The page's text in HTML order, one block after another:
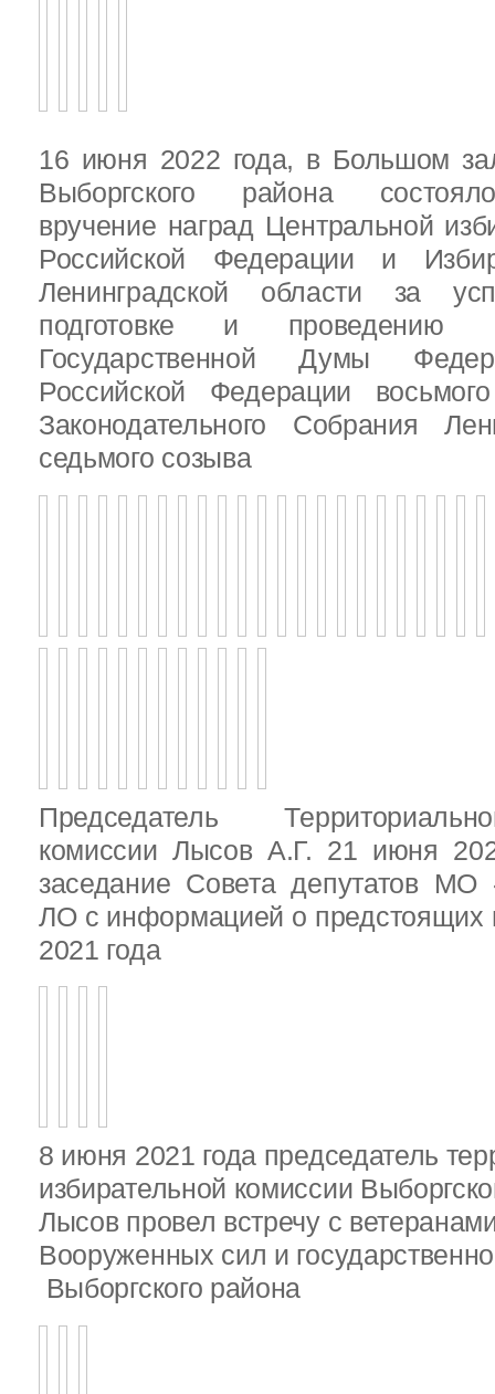
16 июня 2022 года, в Большом
Выборгского района
вручение наград Центральной
Российской Федерации и
Ленинградской области за
подготовке и проведению
Государственной Думы
Российской Федерации
Законодательного Собрания
седьмого созыва
Председатель
комиссии Лысов А.Г. 21 июня
заседание Совета депутатов МО
ЛО с информацией о предстоящих
2021 года
8 июня 2021 года председатель
избирательной комиссии
Лысов провел встречу с
Вооруженных сил и
Выборгского района